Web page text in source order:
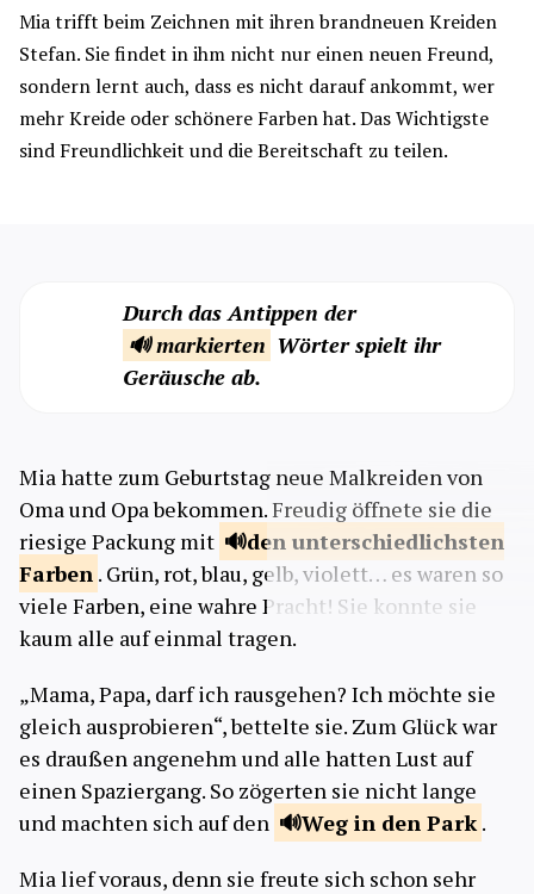
Mia trifft beim Zeichnen mit ihren brandneuen Kreiden
Stefan. Sie findet in ihm nicht nur einen neuen Freund,
sondern lernt auch, dass es nicht darauf ankommt, wer
mehr Kreide oder schönere Farben hat. Das Wichtigste
sind Freundlichkeit und die Bereitschaft zu teilen.
Durch das Antippen der
🔊 markierten Wörter spielt ihr
Geräusche ab.
Mia hatte zum Geburtstag neue Malkreiden von
Oma und Opa bekommen. Freudig öffnete sie die
riesige Packung mit
den unterschiedlichsten
Farben . Grün, rot, blau, gelb, violett… es waren so
viele Farben, eine wahre Pracht! Sie konnte sie
kaum alle auf einmal tragen.
„Mama, Papa, darf ich rausgehen? Ich möchte sie
gleich ausprobieren“, bettelte sie. Zum Glück war
es draußen angenehm und alle hatten Lust auf
einen Spaziergang. So zögerten sie nicht lange
und machten sich auf den
Weg in den Park .
Mia lief voraus, denn sie freute sich schon sehr